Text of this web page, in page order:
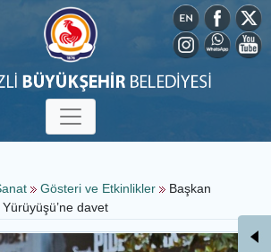
Gösteri ve Etkinlikler
Başkan
davet